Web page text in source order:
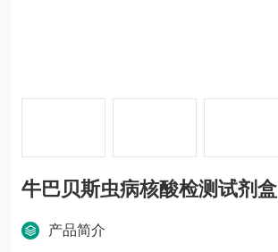
牛巴贝斯虫病核酸检测试剂盒
产品简介